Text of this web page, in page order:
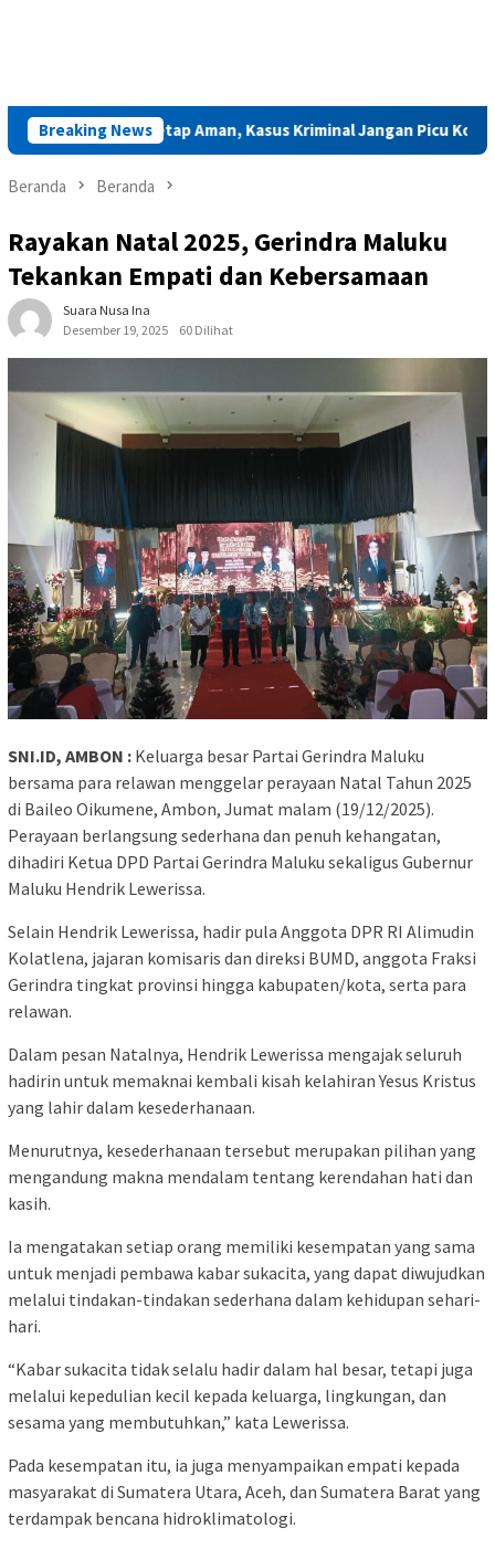
Breaking News
Tetap Aman, Kasus Kriminal Jangan Picu Konflik
Beranda Beranda
Rayakan Natal 2025, Gerindra Maluku
Tekankan Empati dan Kebersamaan
Suara Nusa Ina
Desember 19, 2025
60 Dilihat
SNI.ID, AMBON : Keluarga besar Partai Gerindra Maluku
bersama para relawan menggelar perayaan Natal Tahun 2025
di Baileo Oikumene, Ambon, Jumat malam (19/12/2025).
Perayaan berlangsung sederhana dan penuh kehangatan,
dihadiri Ketua DPD Partai Gerindra Maluku sekaligus Gubernur
Maluku Hendrik Lewerissa.
Selain Hendrik Lewerissa, hadir pula Anggota DPR RI Alimudin
Kolatlena, jajaran komisaris dan direksi BUMD, anggota Fraksi
Gerindra tingkat provinsi hingga kabupaten/kota, serta para
relawan.
Dalam pesan Natalnya, Hendrik Lewerissa mengajak seluruh
hadirin untuk memaknai kembali kisah kelahiran Yesus Kristus
yang lahir dalam kesederhanaan.
Menurutnya, kesederhanaan tersebut merupakan pilihan yang
mengandung makna mendalam tentang kerendahan hati dan
kasih.
Ia mengatakan setiap orang memiliki kesempatan yang sama
untuk menjadi pembawa kabar sukacita, yang dapat diwujudkan
melalui tindakan-tindakan sederhana dalam kehidupan sehari-
hari.
“Kabar sukacita tidak selalu hadir dalam hal besar, tetapi juga
melalui kepedulian kecil kepada keluarga, lingkungan, dan
sesama yang membutuhkan,” kata Lewerissa.
Pada kesempatan itu, ia juga menyampaikan empati kepada
masyarakat di Sumatera Utara, Aceh, dan Sumatera Barat yang
terdampak bencana hidroklimatologi.